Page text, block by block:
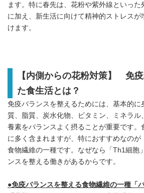
ます。特に春先は、花粉や紫外線といっ
に加え、新生活に向けて精神的ストレスが
けます。
【内側からの花粉対策】 免
た食生活とは？
免疫バランスを整えるためには、基本的に
質、脂質、炭水化物、ビタミン、ミネラル
養素をバランスよく摂ることが重要です。
に多く含まれますが、特におすすめなのが
食物繊維の一種です。なぜなら「Th1細胞
ンスを整える働きがあるからです。
●免疫バランスを整える食物繊維の一種「